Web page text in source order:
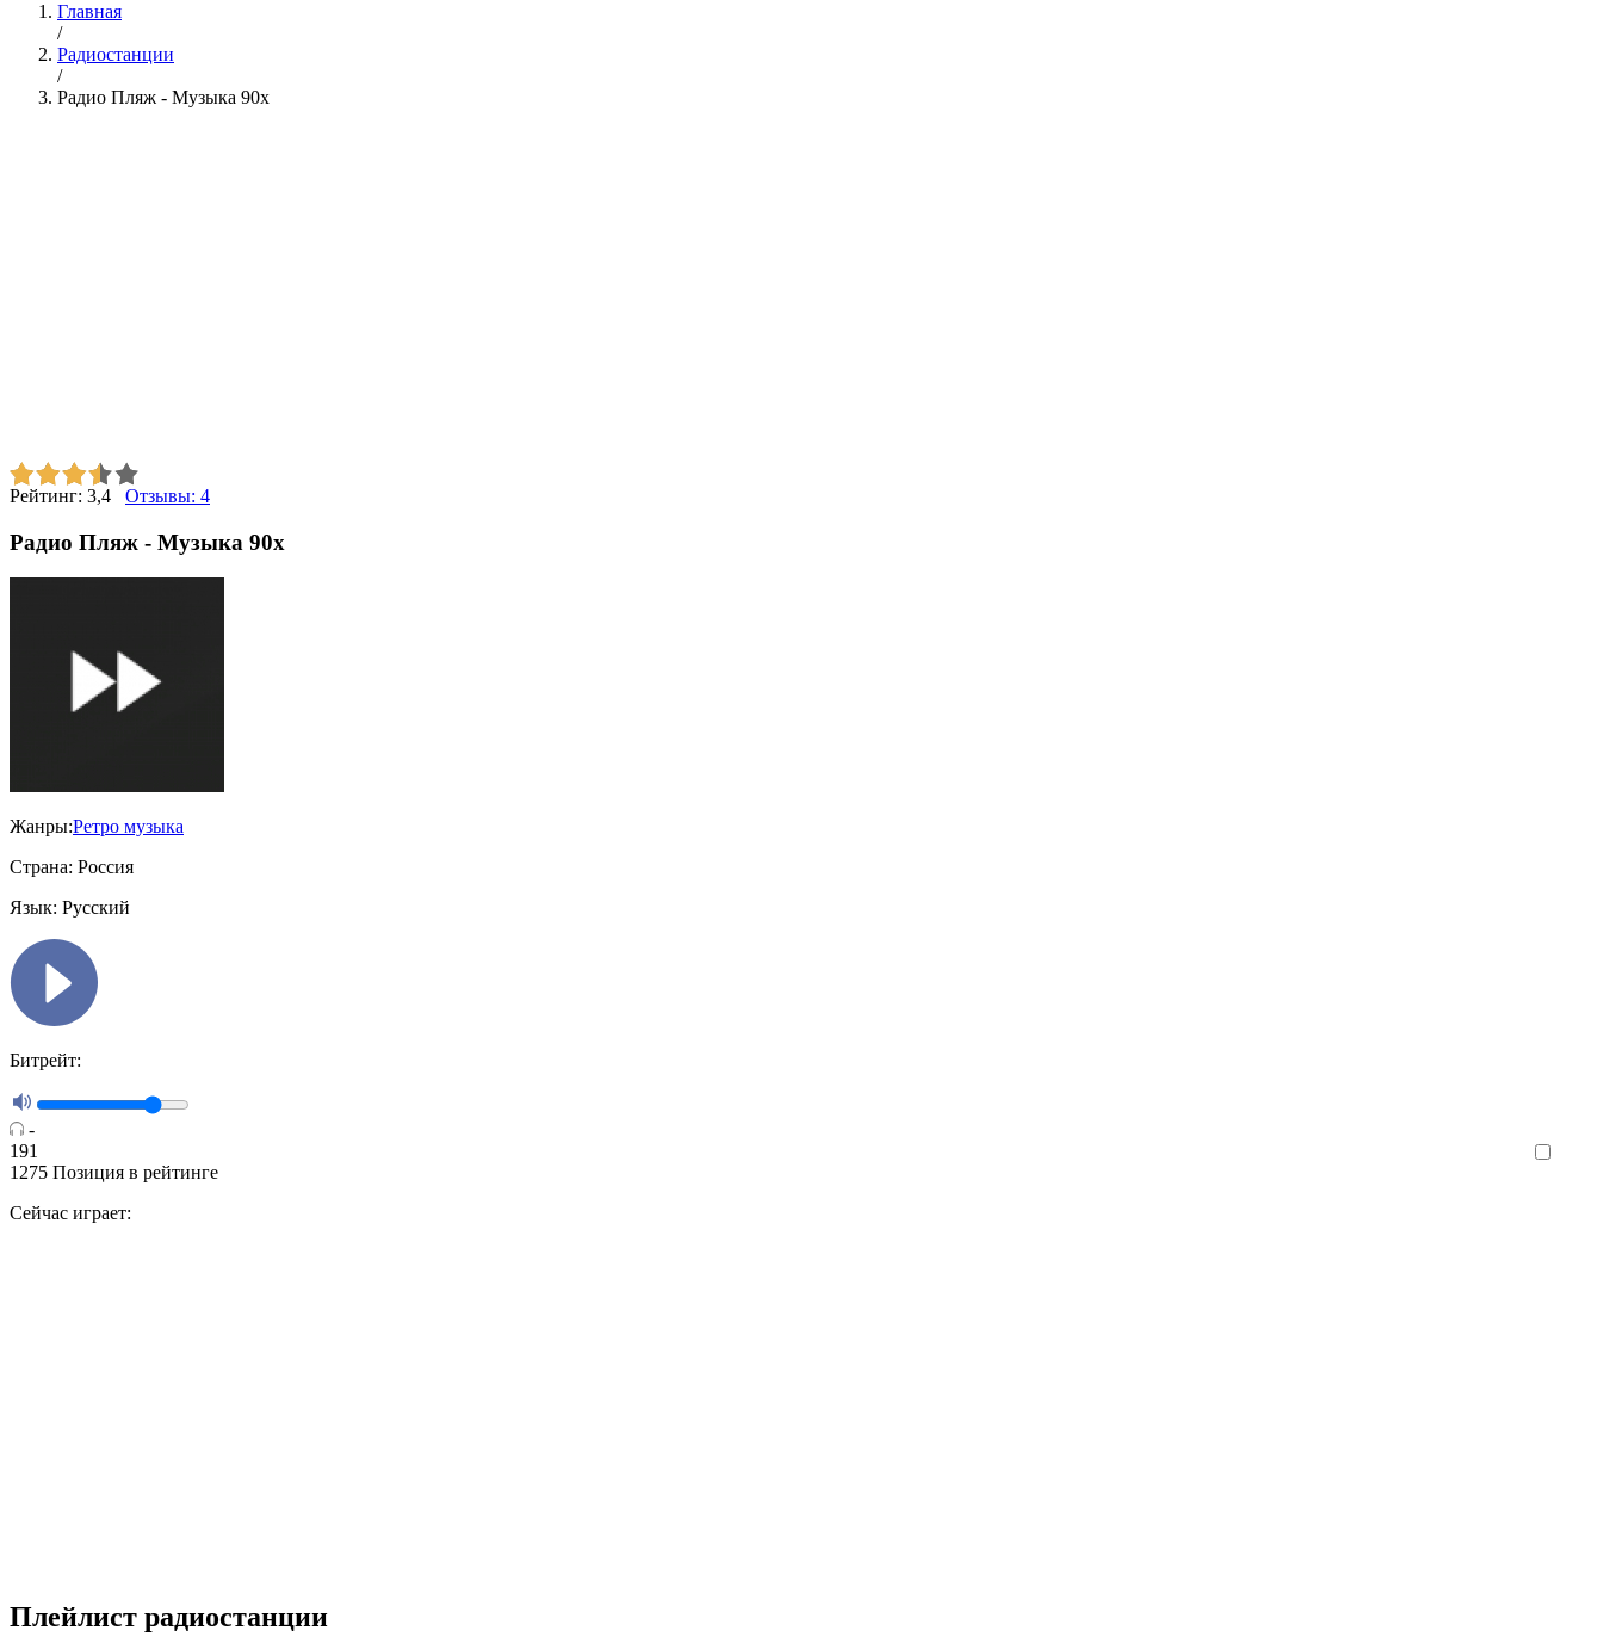
Главная
/
Радиостанции
/
Радио Пляж - Музыка 90х
Рейтинг: 3,4 Отзывы: 4
Радио Пляж - Музыка 90х
Жанры:Ретро музыка
Страна: Россия
Язык: Русский
Битрейт:
-
191
1275 Позиция в рейтинге
Сейчас играет:
Плейлист радиостанции